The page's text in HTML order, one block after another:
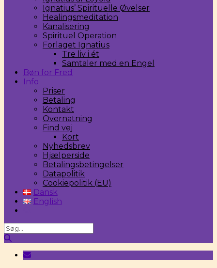
Ignatius’ Spirituelle Øvelser
Healingsmeditation
Kanalisering
Spirituel Operation
Forlaget Ignatius
Tre liv i ét
Samtaler med en Engel
Bøn for Fred
Info
Priser
Betaling
Kontakt
Overnatning
Find vej
Kort
Nyhedsbrev
Hjælperside
Betalingsbetingelser
Datapolitik
Cookiepolitik (EU)
Dansk
English